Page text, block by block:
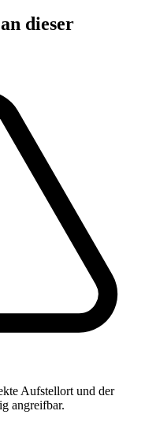
dieser
Aufstellort und der
angreifbar.